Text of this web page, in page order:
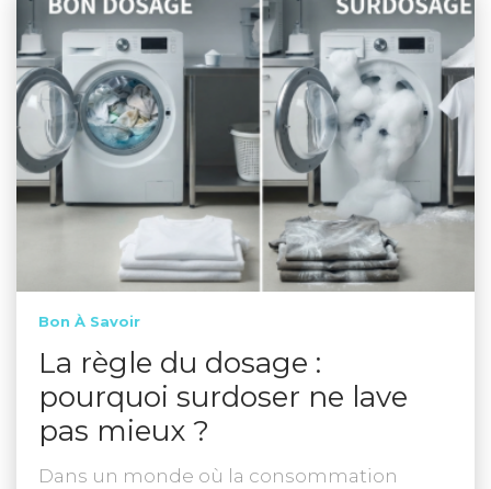
Bon À Savoir
La règle du dosage :
pourquoi surdoser ne lave
pas mieux ?
Dans un monde où la consommation